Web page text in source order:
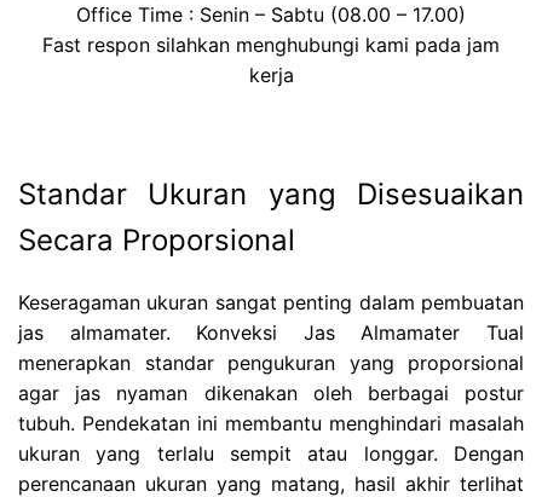
Office Time : Senin – Sabtu (08.00 – 17.00)
Fast respon silahkan menghubungi kami pada jam
kerja
Standar Ukuran yang Disesuaikan
Secara Proporsional
Keseragaman ukuran sangat penting dalam pembuatan
jas almamater. Konveksi Jas Almamater Tual
menerapkan standar pengukuran yang proporsional
agar jas nyaman dikenakan oleh berbagai postur
tubuh. Pendekatan ini membantu menghindari masalah
ukuran yang terlalu sempit atau longgar. Dengan
perencanaan ukuran yang matang, hasil akhir terlihat